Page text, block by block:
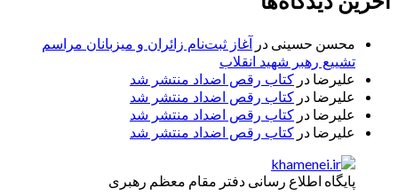
محسن حسینی در آغاز ثبت‌نام زائران و میزبانان مراسم
تشییع رهبر شهید انقلاب
علیرضا در کتاب رقص اضداد منتشر شد
علیرضا در کتاب رقص اضداد منتشر شد
علیرضا در کتاب رقص اضداد منتشر شد
علیرضا در کتاب رقص اضداد منتشر شد
پایگاه اطلاع رسانی دفتر مقام معظم رهبری